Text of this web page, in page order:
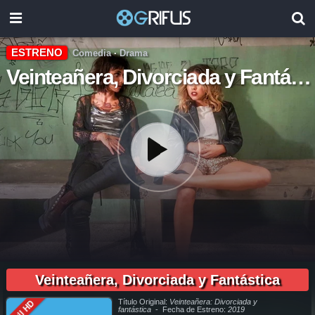
ESTRENO Comedia·Drama
Veinteañera, Divorciada y Fantástica
Divorciada y Fantástica en español, pelicula completa Veinteañera, Divorciada y Fantástica en español latino, pelicula completa Veinteañera, Divorciada y Fantástica audio latino, pelicula
pelicula completa en español latino, como ver y descargar Veinteañera, Divorciada y Fantástica pelicula completa en español, como ver y descargar Veinteañera, Divorciada y Fantástica
pelicula completa en español latino, ver Veinteañera, Divorciada y Fantástica pelicula completa en español, ver Veinteañera, Divorciada y Fantástica pelicula completa en español latino,
Veinteañera, Divorciada y Fantástica pelicula completa audio latino, Veinteañera, Divorciada y Fantástica pelicula completa 2019, Veinteañera, Divorciada y Fantástica pelicula completa en
español, Veinteañera, Divorciada y Fantástica pelicula completa en español latino, trailer Veinteañera, Divorciada y Fantástica, Veinteañera, Divorciada y Fantástica trailer, ver trailer Veinteañera,
Divorciada y Fantástica español, trailer en español Veinteañera, Divorciada y Fantástica, Veinteañera, Divorciada y Fantástica trailer español latino, Veinteañera, Divorciada y Fantástica
Divorciada y Fantástica pelicula completa torrent, descargar Veinteañera, Divorciada y Fantástica pelicula completa utorrent, descargar Veinteañera, Divorciada y Fantástica pelicula completa
mega, descargar Veinteañera, Divorciada y Fantástica pelicula completa gratis, Veinteañera, Divorciada y Fantástica descargar pelicula completa gratis, Veinteañera, Divorciada y Fantástica
descargar pelicula completa hd, descargar pelicula Veinteañera, Divorciada y Fantástica gratis, descargar pelicula Veinteañera, Divorciada y Fantástica completa, en Español, en Español
Latino, en Latino, ver Veinteañera, Divorciada y Fantástica Online, ver gratis Veinteañera, Divorciada y Fantástica online, ver pelicula Veinteañera, Divorciada y Fantástica online, ver
Veinteañera, Divorciada y Fantástica online megavideo, ver pelicula Veinteañera, Divorciada y Fantástica online gratis, ver online Veinteañera, Divorciada y Fantástica, Veinteañera, Divorciada
Veinteañera, Divorciada y Fantástica
Título Original: Veinteañera: Divorciada y
fantástica - Fecha de Estreno:2019